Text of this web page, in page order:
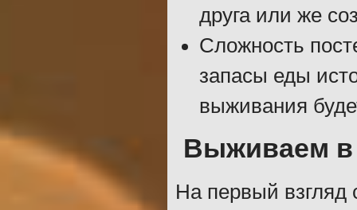
друга или же
Сложность
запасы еды
выживания
Выживаем в
На первый взгляд